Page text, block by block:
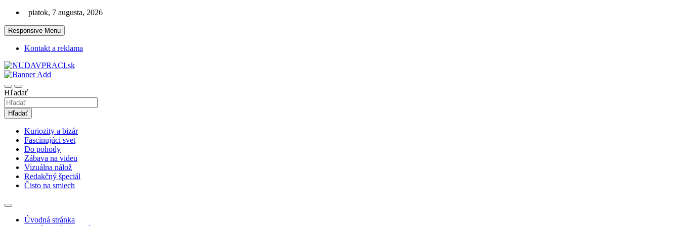
Skip
content
piatok, 7 augusta, 2026
Responsive Menu
Kontakt a reklama
nudaVpráci.sk
Hľadať
Hľadať
Kuriozity a bizár
Fascinujúci svet
Do pohody
Zábava na videu
Vizuálna nálož
Redakčný špeciál
Čisto na smiech
Úvodná stránka